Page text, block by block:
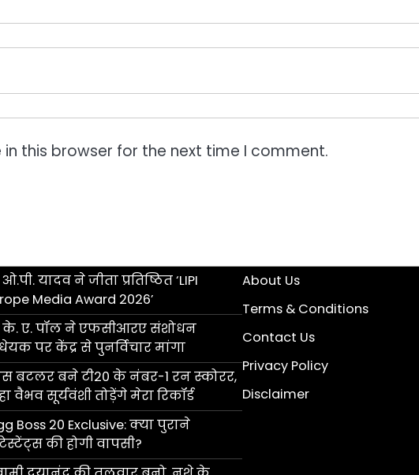
this browser for the next time I comment.
ओ.पी. यादव ने जीता प्रतिष्ठित ‘LIPI
Media Award 2026’
के. ए. पॉल ने एफसीआरए संशोधन
पर केंद्र से पुनर्विचार मांगा
बटलर बने टी20 के नंबर-1 रन स्कोरर,
वैभव सूर्यवंशी तोड़ेंगे मेरा रिकॉर्ड
Boss 20 Exclusive: क्या पुराने
की होगी वापसी?
About Us
Terms & Conditions
Contact Us
Privacy Policy
Disclaimer